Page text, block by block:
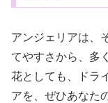
アンジェリアは、
てやすさから、多
花としても、ドラ
アを、ぜひあなた